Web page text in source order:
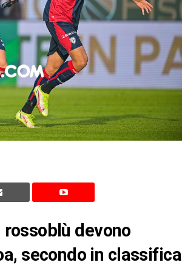
devono
secondo in classifica